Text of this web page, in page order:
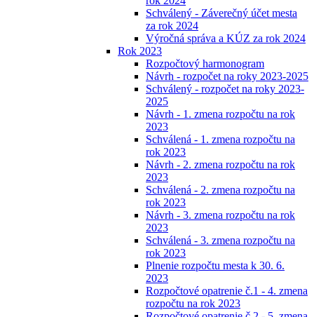
Schválený - Záverečný účet mesta
za rok 2024
Výročná správa a KÚZ za rok 2024
Rok 2023
Rozpočtový harmonogram
Návrh - rozpočet na roky 2023-2025
Schválený - rozpočet na roky 2023-
2025
Návrh - 1. zmena rozpočtu na rok
2023
Schválená - 1. zmena rozpočtu na
rok 2023
Návrh - 2. zmena rozpočtu na rok
2023
Schválená - 2. zmena rozpočtu na
rok 2023
Návrh - 3. zmena rozpočtu na rok
2023
Schválená - 3. zmena rozpočtu na
rok 2023
Plnenie rozpočtu mesta k 30. 6.
2023
Rozpočtové opatrenie č.1 - 4. zmena
rozpočtu na rok 2023